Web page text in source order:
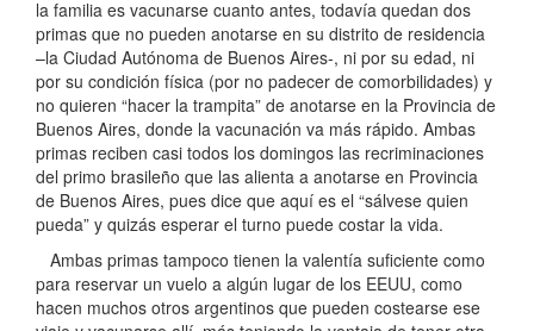
la familia es vacunarse cuanto antes, todavía quedan dos
primas que no pueden anotarse en su distrito de residencia
–la Ciudad Autónoma de Buenos Aires-, ni por su edad, ni
por su condición física (por no padecer de comorbilidades) y
no quieren “hacer la trampita” de anotarse en la Provincia de
Buenos Aires, donde la vacunación va más rápido. Ambas
primas reciben casi todos los domingos las recriminaciones
del primo brasileño que las alienta a anotarse en Provincia
de Buenos Aires, pues dice que aquí es el “sálvese quien
pueda” y quizás esperar el turno puede costar la vida.
Ambas primas tampoco tienen la valentía suficiente como
para reservar un vuelo a algún lugar de los EEUU, como
hacen muchos otros argentinos que pueden costearse ese